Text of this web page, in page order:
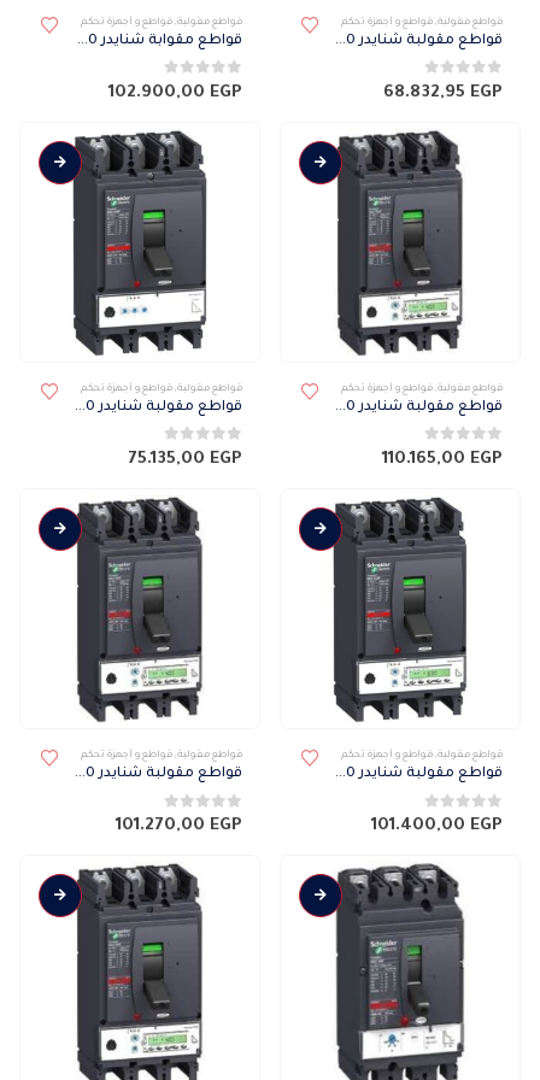
قواطع مقولبة, قواطع و أجهزة تحكم
قواطع مقولبة شنايدر NSX 70 كيلو 3 فاز ميكرو 5.3 E 400H
0من 5 68.832,95 EGP
قواطع مقولبة, قواطع و أجهزة تحكم
قواطع مقوابة شنايدر NSX 70 كيلو 3 فاز ميكرو 6.3 A 400H
0من 5 102.900,00 EGP
قواطع مقولبة, قواطع و أجهزة تحكم
قواطع مقولبة شنايدر NSX 70 كيلو 3 فاز ميكرو 6.3 E 400H
0من 5 110.165,00 EGP
قواطع مقولبة, قواطع و أجهزة تحكم
قواطع مقولبة شنايدر NSX 50 كيلو 3 فاز ميكرو 2.3 630N
0من 5 75.135,00 EGP
قواطع مقولبة, قواطع و أجهزة تحكم
قواطع مقولبة شنايدر NSX 50 كيلو 3 فاز ميكرو 5.3 A 630N
0من 5 101.400,00 EGP
قواطع مقولبة, قواطع و أجهزة تحكم
قواطع مقولبة شنايدر NSX 50 كيلو 3 فاز ميكرو 5.3 E 630N
0من 5 101.270,00 EGP